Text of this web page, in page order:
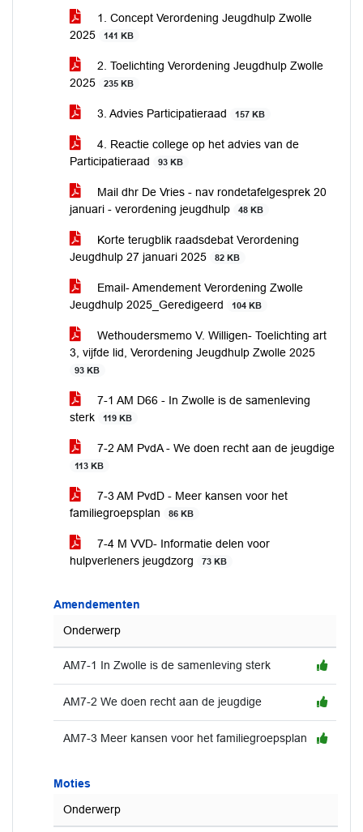
1. Concept Verordening Jeugdhulp Zwolle
2025
141 KB
2. Toelichting Verordening Jeugdhulp Zwolle
2025
235 KB
3. Advies Participatieraad 157 KB
4. Reactie college op het advies van de
Participatieraad
93 KB
Mail dhr De Vries - nav rondetafelgesprek 20
januari - verordening jeugdhulp
48 KB
Korte terugblik raadsdebat Verordening
Jeugdhulp 27 januari 2025
82 KB
Email- Amendement Verordening Zwolle
Jeugdhulp 2025_Geredigeerd
104 KB
Wethoudersmemo V. Willigen- Toelichting art
3, vijfde lid, Verordening Jeugdhulp Zwolle 2025
93 KB
7-1 AM D66 - In Zwolle is de samenleving
sterk
119 KB
7-2 AM PvdA - We doen recht aan de jeugdige
113 KB
7-3 AM PvdD - Meer kansen voor het
familiegroepsplan
86 KB
7-4 M VVD- Informatie delen voor
hulpverleners jeugdzorg
73 KB
Amendementen
Onderwerp
AM7-1 In Zwolle is de samenleving sterk
AM7-2 We doen recht aan de jeugdige
AM7-3 Meer kansen voor het familiegroepsplan
Moties
Onderwerp